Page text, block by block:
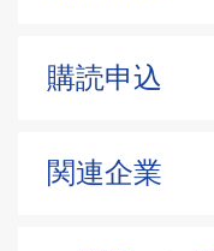
購読申込
関連企業